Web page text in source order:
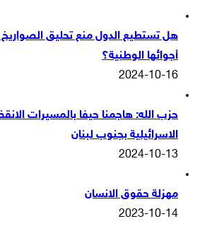
هل تستطيع الدول منع تحليق
أجوائها الوطنية؟
2024-10-16
حزب الله: هاجمنا حيفا بالمسيرات
الاسرائيلية بجنوب لبنان
2024-10-13
مهزلة حقوق الانسان
2023-10-14